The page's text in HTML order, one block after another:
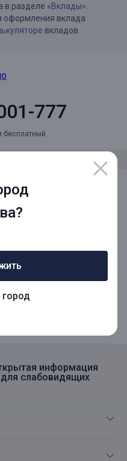
в разделе «Вклады»
оформления вклада
вкладов.
777
бесплатный
информация
слабовидящих
сетях
для Бизнеса